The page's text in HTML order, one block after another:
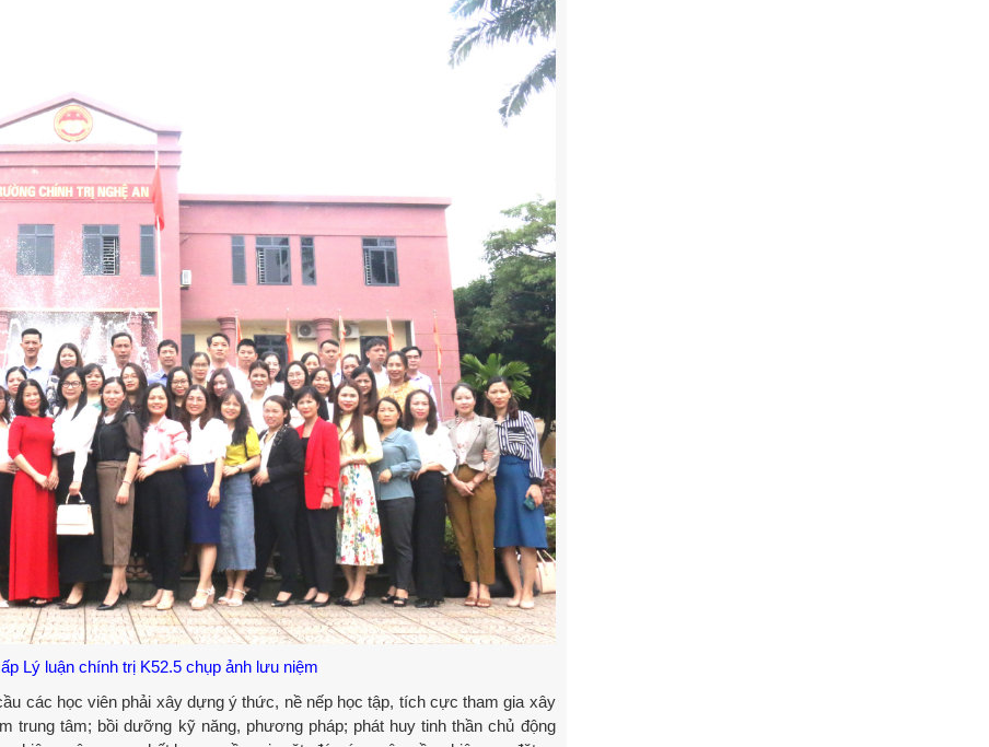
Lý luận chính trị K52.5 chụp ảnh lưu niệm
học viên phải xây dựng ý thức, nề nếp học tập, tích cực tham gia xây
trung tâm; bồi dưỡng kỹ năng, phương pháp; phát huy tinh thần chủ động